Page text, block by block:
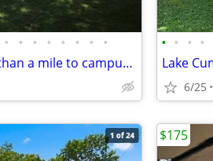
• • • • • • • •
A Peaceful retreat less than a mile to campus and uptown oxford!!
• • • •
6/25
$175